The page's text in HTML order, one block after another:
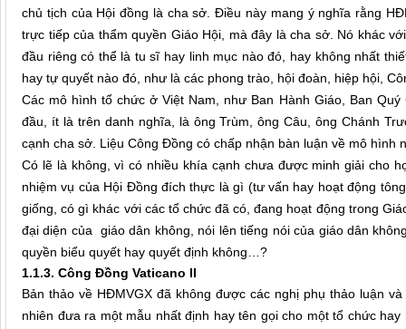
chủ tịch của Hội đồng là cha sở. Điều này mang ý nghĩa rằng
trực tiếp của thẩm quyền Giáo Hội, mà đây là cha sở. Nó khác
đầu riêng có thể là tu sĩ hay linh mục nào đó, hay không nhất
hay tự quyết nào đó, như là các phong trào, hội đoàn, hiệp hội,
Các mô hình tổ chức ở Việt Nam, như Ban Hành Giáo, Ban
đầu, ít là trên danh nghĩa, là ông Trùm, ông Câu, ông Chánh
cạnh cha sở. Liệu Công Đồng có chấp nhận bàn luận về mô hình
Có lẽ là không, vì có nhiều khía cạnh chưa được minh giải cho
nhiệm vụ của Hội Đồng đích thực là gì (tư vấn hay hoạt động
giống, có gì khác với các tổ chức đã có, đang hoạt động trong
đại diện của giáo dân không, nói lên tiếng nói của giáo dân
quyền biểu quyết hay quyết định không…?
1.1.3. Công Đồng Vaticano II
Bản thảo về HĐMVGX đã không được các nghị phụ thảo luận
nhiên đưa ra một mẫu nhất định hay tên gọi cho một tổ chức